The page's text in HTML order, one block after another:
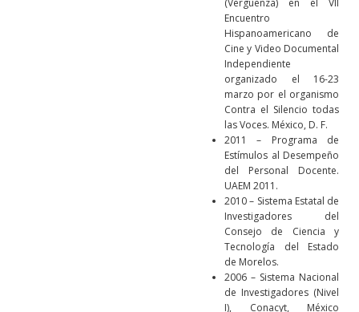
(Vergüenza) en el VII
Encuentro
Hispanoamericano de
Cine y Video Documental
Independiente
organizado el 16-23
marzo por el organismo
Contra el Silencio todas
las Voces. México, D. F.
2011 – Programa de
Estímulos al Desempeño
del Personal Docente.
UAEM 2011.
2010 – Sistema Estatal de
Investigadores del
Consejo de Ciencia y
Tecnología del Estado
de Morelos.
2006 – Sistema Nacional
de Investigadores (Nivel
I), Conacyt, México